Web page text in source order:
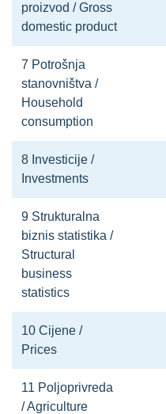
proizvod / Gross
domestic product
7 Potrošnja
stanovništva /
Household
consumption
8 Investicije /
Investments
9 Strukturalna
biznis statistika /
Structural
business
statistics
10 Cijene /
Prices
11 Poljoprivreda
/ Agriculture